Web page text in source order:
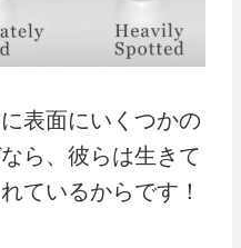
表面にいくつかの
ら、彼らは生きて
ているからです！